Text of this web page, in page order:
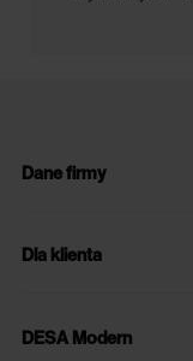
Dane firmy
Dla klienta
DESA Modern